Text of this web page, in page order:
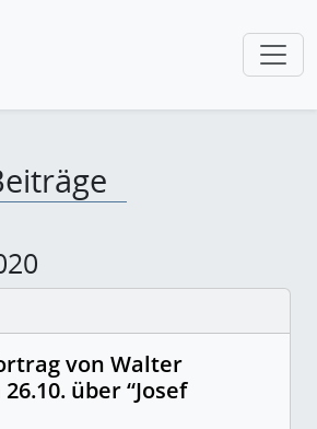
von Walter
über “Josef